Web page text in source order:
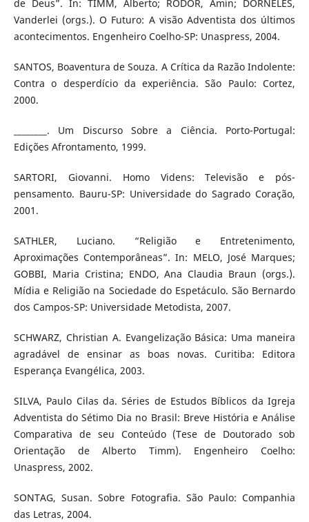
de Deus”. In: TIMM, Alberto; RODOR, Amin; DORNELES,
Vanderlei (orgs.). O Futuro: A visão Adventista dos últimos
acontecimentos. Engenheiro Coelho-SP: Unaspress, 2004.
SANTOS, Boaventura de Souza. A Crítica da Razão Indolente:
Contra o desperdício da experiência. São Paulo: Cortez,
2000.
________. Um Discurso Sobre a Ciência. Porto-Portugal:
Edições Afrontamento, 1999.
SARTORI, Giovanni. Homo Videns: Televisão e pós-
pensamento. Bauru-SP: Universidade do Sagrado Coração,
2001.
SATHLER, Luciano. “Religião e Entretenimento,
Aproximações Contemporâneas”. In: MELO, José Marques;
GOBBI, Maria Cristina; ENDO, Ana Claudia Braun (orgs.).
Mídia e Religião na Sociedade do Espetáculo. São Bernardo
dos Campos-SP: Universidade Metodista, 2007.
SCHWARZ, Christian A. Evangelização Básica: Uma maneira
agradável de ensinar as boas novas. Curitiba: Editora
Esperança Evangélica, 2003.
SILVA, Paulo Cilas da. Séries de Estudos Bíblicos da Igreja
Adventista do Sétimo Dia no Brasil: Breve História e Análise
Comparativa de seu Conteúdo (Tese de Doutorado sob
Orientação de Alberto Timm). Engenheiro Coelho:
Unaspress, 2002.
SONTAG, Susan. Sobre Fotografia. São Paulo: Companhia
das Letras, 2004.